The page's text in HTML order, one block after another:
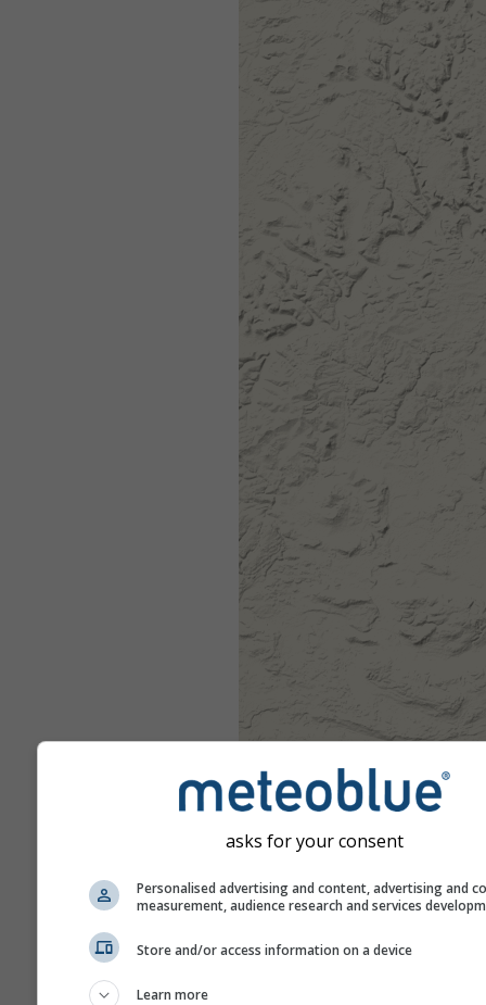
asks for your consent
Personalised advertising and content, advertising and
measurement, audience research and services
Store and/or access information on a device
Learn more